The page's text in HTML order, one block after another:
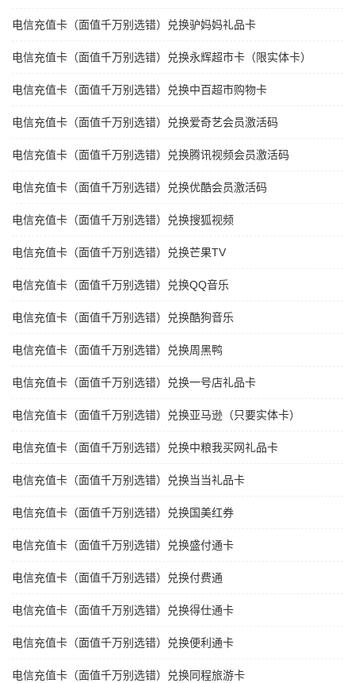
电信充值卡（面值千万别选错）兑换驴妈妈礼品卡
电信充值卡（面值千万别选错）兑换永辉超市卡（限实体卡）
电信充值卡（面值千万别选错）兑换中百超市购物卡
电信充值卡（面值千万别选错）兑换爱奇艺会员激活码
电信充值卡（面值千万别选错）兑换腾讯视频会员激活码
电信充值卡（面值千万别选错）兑换优酷会员激活码
电信充值卡（面值千万别选错）兑换搜狐视频
电信充值卡（面值千万别选错）兑换芒果TV
电信充值卡（面值千万别选错）兑换QQ音乐
电信充值卡（面值千万别选错）兑换酷狗音乐
电信充值卡（面值千万别选错）兑换周黑鸭
电信充值卡（面值千万别选错）兑换一号店礼品卡
电信充值卡（面值千万别选错）兑换亚马逊（只要实体卡）
电信充值卡（面值千万别选错）兑换中粮我买网礼品卡
电信充值卡（面值千万别选错）兑换当当礼品卡
电信充值卡（面值千万别选错）兑换国美红券
电信充值卡（面值千万别选错）兑换盛付通卡
电信充值卡（面值千万别选错）兑换付费通
电信充值卡（面值千万别选错）兑换得仕通卡
电信充值卡（面值千万别选错）兑换便利通卡
电信充值卡（面值千万别选错）兑换同程旅游卡